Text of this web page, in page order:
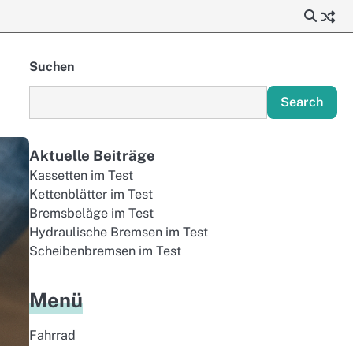
Suchen
Search
Aktuelle Beiträge
Kassetten im Test
Kettenblätter im Test
Bremsbeläge im Test
Hydraulische Bremsen im Test
Scheibenbremsen im Test
Menü
Fahrrad